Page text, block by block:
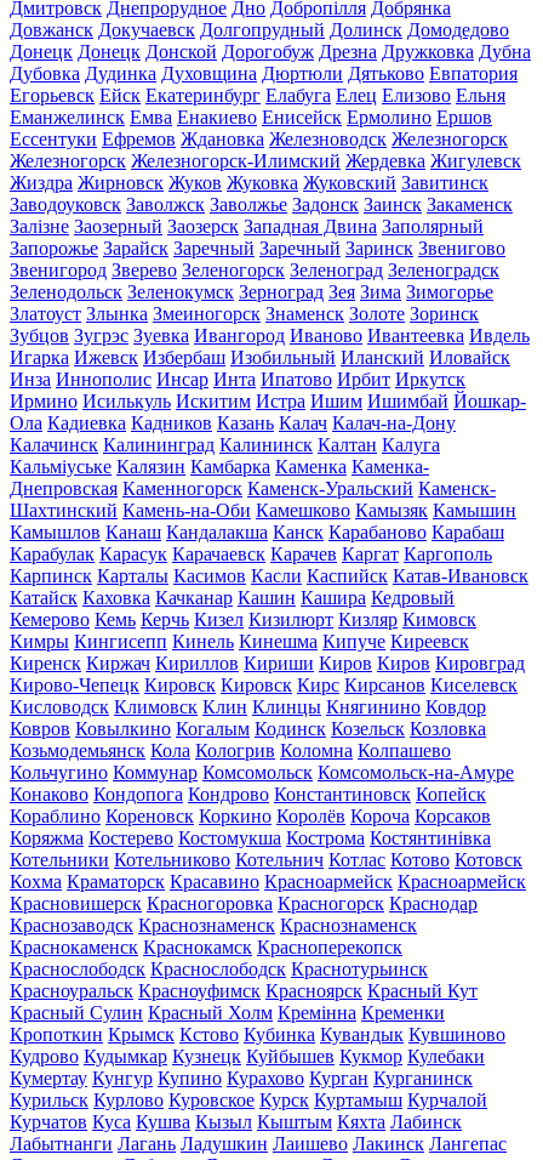
Дмитровск Днепрорудное Дно Добропілля Добрянка
Довжанск Докучаевск Долгопрудный Долинск Домодедово
Донецк Донецк Донской Дорогобуж Дрезна Дружковка Дубна
Дубовка Дудинка Духовщина Дюртюли Дятьково Евпатория
Егорьевск Ейск Екатеринбург Елабуга Елец Елизово Ельня
Еманжелинск Емва Енакиево Енисейск Ермолино Ершов
Ессентуки Ефремов Ждановка Железноводск Железногорск
Железногорск Железногорск-Илимский Жердевка Жигулевск
Жиздра Жирновск Жуков Жуковка Жуковский Завитинск
Заводоуковск Заволжск Заволжье Задонск Заинск Закаменск
Залізне Заозерный Заозерск Западная Двина Заполярный
Запорожье Зарайск Заречный Заречный Заринск Звенигово
Звенигород Зверево Зеленогорск Зеленоград Зеленоградск
Зеленодольск Зеленокумск Зерноград Зея Зима Зимогорье
Златоуст Злынка Змеиногорск Знаменск Золоте Зоринск
Зубцов Зугрэс Зуевка Ивангород Иваново Ивантеевка Ивдель
Игарка Ижевск Избербаш Изобильный Иланский Иловайск
Инза Иннополис Инсар Инта Ипатово Ирбит Иркутск
Ирмино Исилькуль Искитим Истра Ишим Ишимбай Йошкар-
Ола Кадиевка Кадников Казань Калач Калач-на-Дону
Калачинск Калининград Калининск Калтан Калуга
Кальміуське Калязин Камбарка Каменка Каменка-
Днепровская Каменногорск Каменск-Уральский Каменск-
Шахтинский Камень-на-Оби Камешково Камызяк Камышин
Камышлов Канаш Кандалакша Канск Карабаново Карабаш
Карабулак Карасук Карачаевск Карачев Каргат Каргополь
Карпинск Карталы Касимов Касли Каспийск Катав-Ивановск
Катайск Каховка Качканар Кашин Кашира Кедровый
Кемерово Кемь Керчь Кизел Кизилюрт Кизляр Кимовск
Кимры Кингисепп Кинель Кинешма Кипуче Киреевск
Киренск Киржач Кириллов Кириши Киров Киров Кировград
Кирово-Чепецк Кировск Кировск Кирс Кирсанов Киселевск
Кисловодск Климовск Клин Клинцы Княгинино Ковдор
Ковров Ковылкино Когалым Кодинск Козельск Козловка
Козьмодемьянск Кола Кологрив Коломна Колпашево
Кольчугино Коммунар Комсомольск Комсомольск-на-Амуре
Конаково Кондопога Кондрово Константиновск Копейск
Кораблино Кореновск Коркино Королёв Короча Корсаков
Коряжма Костерево Костомукша Кострома Костянтинівка
Котельники Котельниково Котельнич Котлас Котово Котовск
Кохма Краматорск Красавино Красноармейск Красноармейск
Красновишерск Красногоровка Красногорск Краснодар
Краснозаводск Краснознаменск Краснознаменск
Краснокаменск Краснокамск Красноперекопск
Краснослободск Краснослободск Краснотурьинск
Красноуральск Красноуфимск Красноярск Красный Кут
Красный Сулин Красный Холм Кремінна Кременки
Кропоткин Крымск Кстово Кубинка Кувандык Кувшиново
Кудрово Кудымкар Кузнецк Куйбышев Кукмор Кулебаки
Кумертау Кунгур Купино Курахово Курган Курганинск
Курильск Курлово Куровское Курск Куртамыш Курчалой
Курчатов Куса Кушва Кызыл Кыштым Кяхта Лабинск
Лабытнанги Лагань Ладушкин Лаишево Лакинск Лангепас